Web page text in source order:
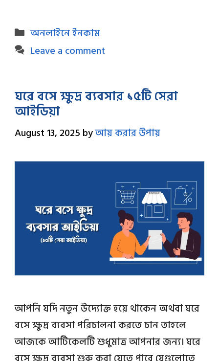
Categories
অনলাইনে ইনকাম
Leave a comment
ঘরে বসে ক্ষুদ্র ব্যবসার ১৫টি সেরা
আইডিয়া
August 13, 2025 byআয় করার উপায়
আপনি যদি নতুন উদ্যোক্ত হয়ে থাকেন অথবা ঘরে
বসে ক্ষুদ্র ব্যবসা পরিচালনা করতে চান তাহলে
আজকে আর্টিকেলটি শুধুমাত্র আপনার জন্য। ঘরে